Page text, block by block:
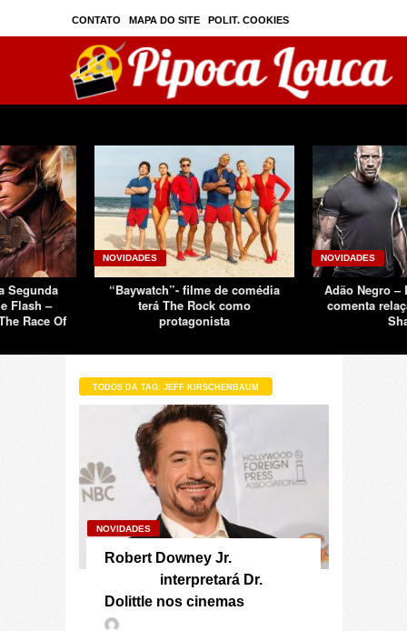
CONTATO MAPA DO SITE POLIT. COOKIES
PRIVAC./SEGURANÇA
Segunda
Flash –
Race Of
NOVIDADES
“Baywatch”- filme de comédia
terá The Rock como
protagonista
NOVIDADES
Adão Negro –
comenta
TODOS DA TAG: JEFF KIRSCHENBAUM
NOVIDADES
Robert Downey Jr.
interpretará Dr.
Dolittle nos cinemas